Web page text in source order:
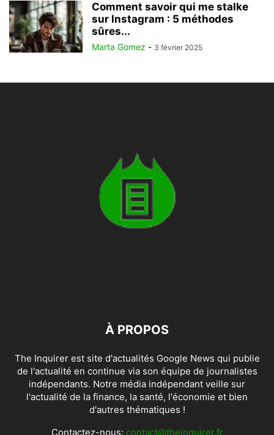
Comment savoir qui me stalke
sur Instagram : 5 méthodes
sûres...
Marta Gomez - 3 février 2025
À PROPOS
The Inquirer est site d'actualités Google News qui publie
de l'actualité en continue via son équipe de journalistes
indépendants. Notre média indépendant veille sur
l'actualité de la finance, la santé, l'économie et bien
d'autres thématiques !
Contactez-nous: contact@theinquirer.fr